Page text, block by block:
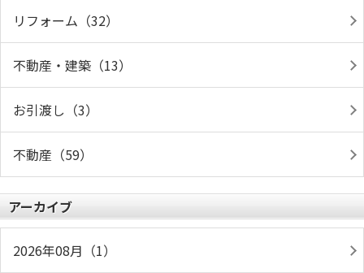
リフォーム（32）
不動産・建築（13）
お引渡し（3）
不動産（59）
アーカイブ
2026年08月（1）